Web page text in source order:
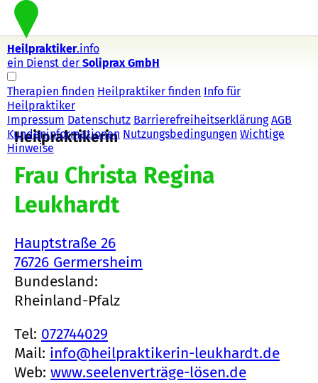
Heilpraktiker.info
ein Dienst der Soliprax GmbH
Therapien finden Heilpraktiker finden Info für
Heilpraktiker
Impressum Datenschutz Barrierefreiheitserklärung AGB
Kundeninformationen Nutzungsbedingungen Wichtige
Hinweise
Heilpraktikerin
Frau Christa Regina
Leukhardt
Hauptstraße 26
76726 Germersheim
Bundesland:
Rheinland-Pfalz
Tel: 072744029
Mail: info@heilpraktikerin-leukhardt.de
Web: www.seelenverträge-lösen.de